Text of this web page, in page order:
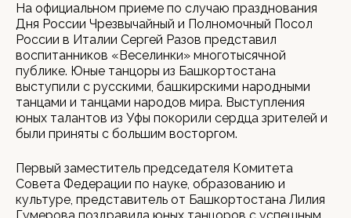
На официальном приеме по случаю празднования
Дня России Чрезвычайный и Полномочный Посол
России в Италии Сергей Разов представил
воспитанников «Веселинки» многотысячной
публике. Юные танцоры из Башкортостана
выступили с русскими, башкирскими народными
танцами и танцами народов мира. Выступления
юных талантов из Уфы покорили сердца зрителей и
были приняты с большим восторгом.
Первый заместитель председателя Комитета
Совета Федерации по науке, образованию и
культуре, представитель от Башкортостана Лилия